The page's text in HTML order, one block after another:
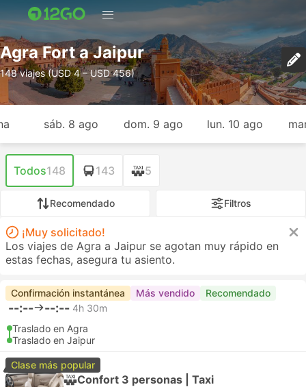
Agra Fort a Jaipur
148 viajes (USD 4 – USD 456)
sáb. 8 ago dom. 9 ago lun. 10 ago
Todos148 143 5
Recomendado Filtros
¡Muy solicitado!
Los viajes de Agra a Jaipur se agotan muy rápido en
estas fechas, asegura tu asiento.
Confirmación instantánea Más vendido Recomendado
--:-- --:-- 4h 30m
Traslado en Agra
Traslado en Jaipur
Clase más popular
Confort 3 personas | Taxi